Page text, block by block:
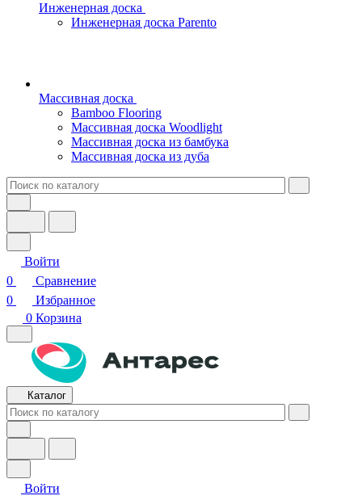
Инженерная доска
Инженерная доска Parento
Массивная доска
Bamboo Flooring
Массивная доска Woodlight
Массивная доска из бамбука
Массивная доска из дуба
Войти
0
Сравнение
0
Избранное
0 Корзина
Каталог
Войти